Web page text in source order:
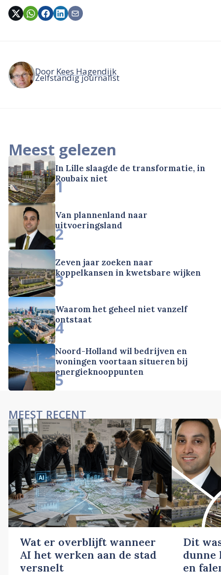
Door Kees Hagendijk
Zelfstandig journalist
Meest gelezen
In Lille slaagde de transformatie, in
Roubaix niet
1
Van plannenland naar
uitvoeringsland
2
Zeven jaar zoeken naar
koppelkansen in kwetsbare wijken
3
Waarom het geheel niet vanzelf
ontstaat
4
Noord-Holland wil bedrijven en
woningen voortaan situeren bij
energieknooppunten
5
MEEST RECENT
Wat er overblijft wanneer
AI het werken aan de stad
versnelt
Dit
dunne
en